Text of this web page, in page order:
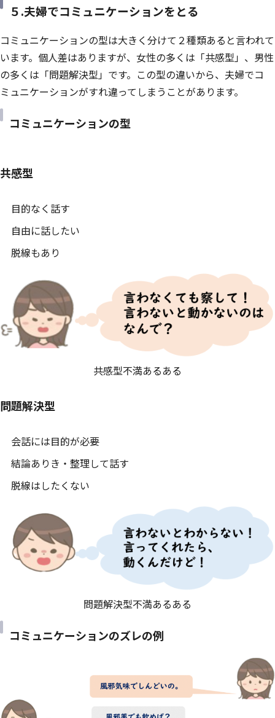
５.夫婦でコミュニケーションをとる
コミュニケーションの型は大きく分けて２種類あると言われて
います。個人差はありますが、女性の多くは「共感型」、男性
の多くは「問題解決型」です。この型の違いから、夫婦でコ
ミュニケーションがすれ違ってしまうことがあります。
コミュニケーションの型
共感型
目的なく話す
自由に話したい
脱線もあり
共感型不満あるある
問題解決型
会話には目的が必要
結論ありき・整理して話す
脱線はしたくない
問題解決型不満あるある
コミュニケーションのズレの例